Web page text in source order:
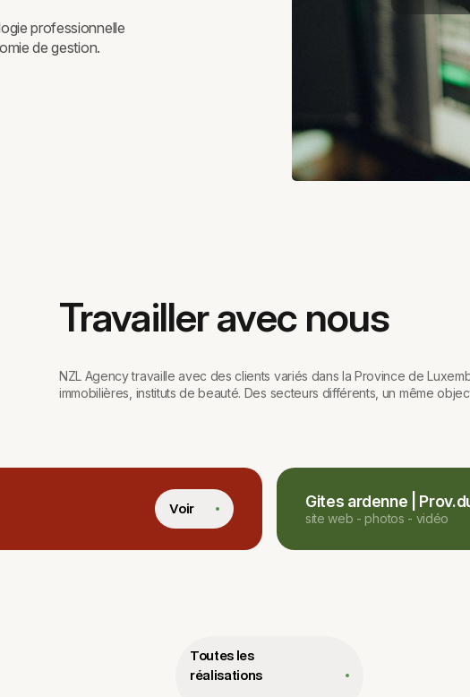
professionnelle
de gestion.
Travailler avec nous
NZL Agency travaille avec des clients variés dans la Province de
immobilières, instituts de beauté. Des secteurs différents, un même
Voir Gites ardenne |
site web - photos - vidéo
Toutes les
réalisations